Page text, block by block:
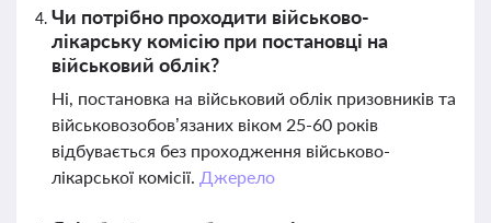
Чи потрібно проходити військово-
лікарську комісію при постановці на
військовий облік?
Ні, постановка на військовий облік призовників та
військовозобов’язаних віком 25-60 років
відбувається без проходження військово-
лікарської комісії. Джерело